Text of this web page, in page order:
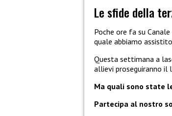
Le sfide della
Poche ore fa su
quale abbiamo
Questa settimana a
allievi proseguiranno il
Ma quali sono state
Partecipa al nostro